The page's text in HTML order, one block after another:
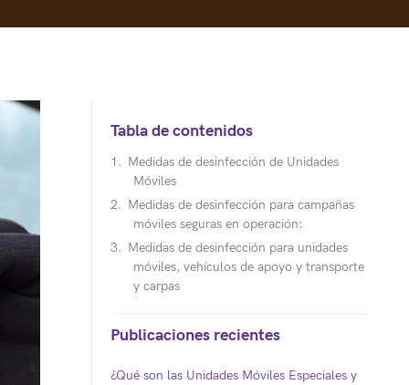
Tabla de contenidos
Medidas de desinfección de Unidades
Móviles
Medidas de desinfección para campañas
móviles seguras en operación:
Medidas de desinfección para unidades
móviles, vehículos de apoyo y transporte
y carpas
Publicaciones recientes
¿Qué son las Unidades Móviles Especiales y